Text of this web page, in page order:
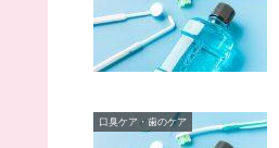
口臭ケア・歯のケア